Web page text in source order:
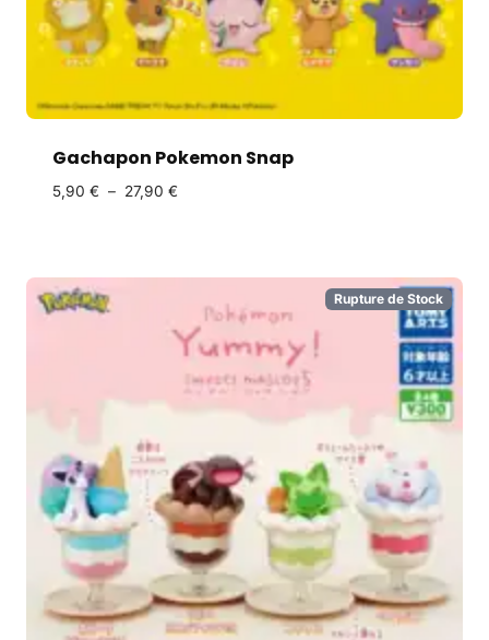
Gachapon Pokemon Snap
5,90 € – 27,90 €
Rupture de Stock